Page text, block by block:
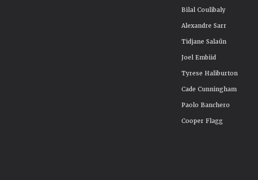
Bilal Coulibaly
Alexandre Sarr
Tidjane Salaün
Joel Embiid
Tyrese Haliburton
Cade Cunningham
Paolo Banchero
Cooper Flagg